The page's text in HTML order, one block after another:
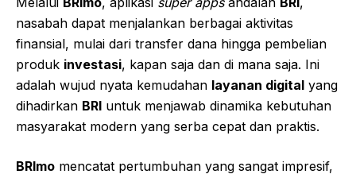
nasabah dapat menjalankan berbagai aktivitas
finansial, mulai dari transfer dana hingga pembelian
produk investasi, kapan saja dan di mana saja. Ini
adalah wujud nyata kemudahan layanan digital yang
dihadirkan BRI untuk menjawab dinamika kebutuhan
masyarakat modern yang serba cepat dan praktis.
BRImo mencatat pertumbuhan yang sangat impresif,